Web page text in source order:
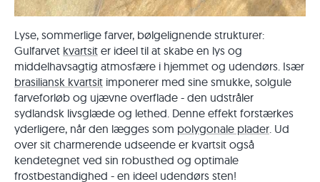
Lyse, sommerlige farver, bølgelignende strukturer:
Gulfarvet kvartsit er ideel til at skabe en lys og
middelhavsagtig atmosfære i hjemmet og udendørs. Især
brasiliansk kvartsit imponerer med sine smukke, solgule
farveforløb og ujævne overflade - den udstråler
sydlandsk livsglæde og lethed. Denne effekt forstærkes
yderligere, når den lægges som polygonale plader. Ud
over sit charmerende udseende er kvartsit også
kendetegnet ved sin robusthed og optimale
frostbestandighed - en ideel udendørs sten!